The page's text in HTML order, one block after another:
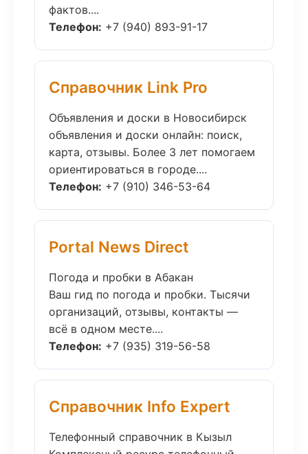
фактов....
Телефон: +7 (940) 893-91-17
Справочник Link Pro
Объявления и доски в Новосибирск
объявления и доски онлайн: поиск,
карта, отзывы. Более 3 лет помогаем
ориентироваться в городе....
Телефон: +7 (910) 346-53-64
Portal News Direct
Погода и пробки в Абакан
Ваш гид по погода и пробки. Тысячи
организаций, отзывы, контакты —
всё в одном месте....
Телефон: +7 (935) 319-56-58
Справочник Info Expert
Телефонный справочник в Кызыл